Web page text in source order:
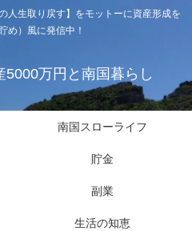
人生取り戻す】をモットーに資産形成を
め）風に発信中！
5000万円と南国暮らし
南国スローライフ
貯金
副業
生活の知恵